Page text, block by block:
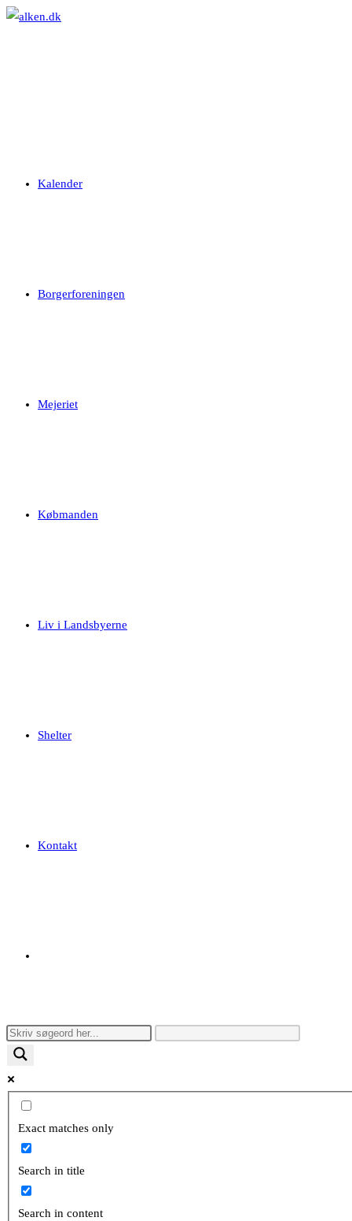
Skip
Kalender
Borgerforeningen
Mejeriet
Købmanden
Liv i Landsbyerne
Shelter
Kontakt
search
Exact matches only
Search in title
Search in content